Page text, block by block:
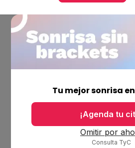
Tu mejor sonrisa
¡Agenda tu
Omitir por
Consulta TyC
Ubicaciones
Bolsa de trabajo